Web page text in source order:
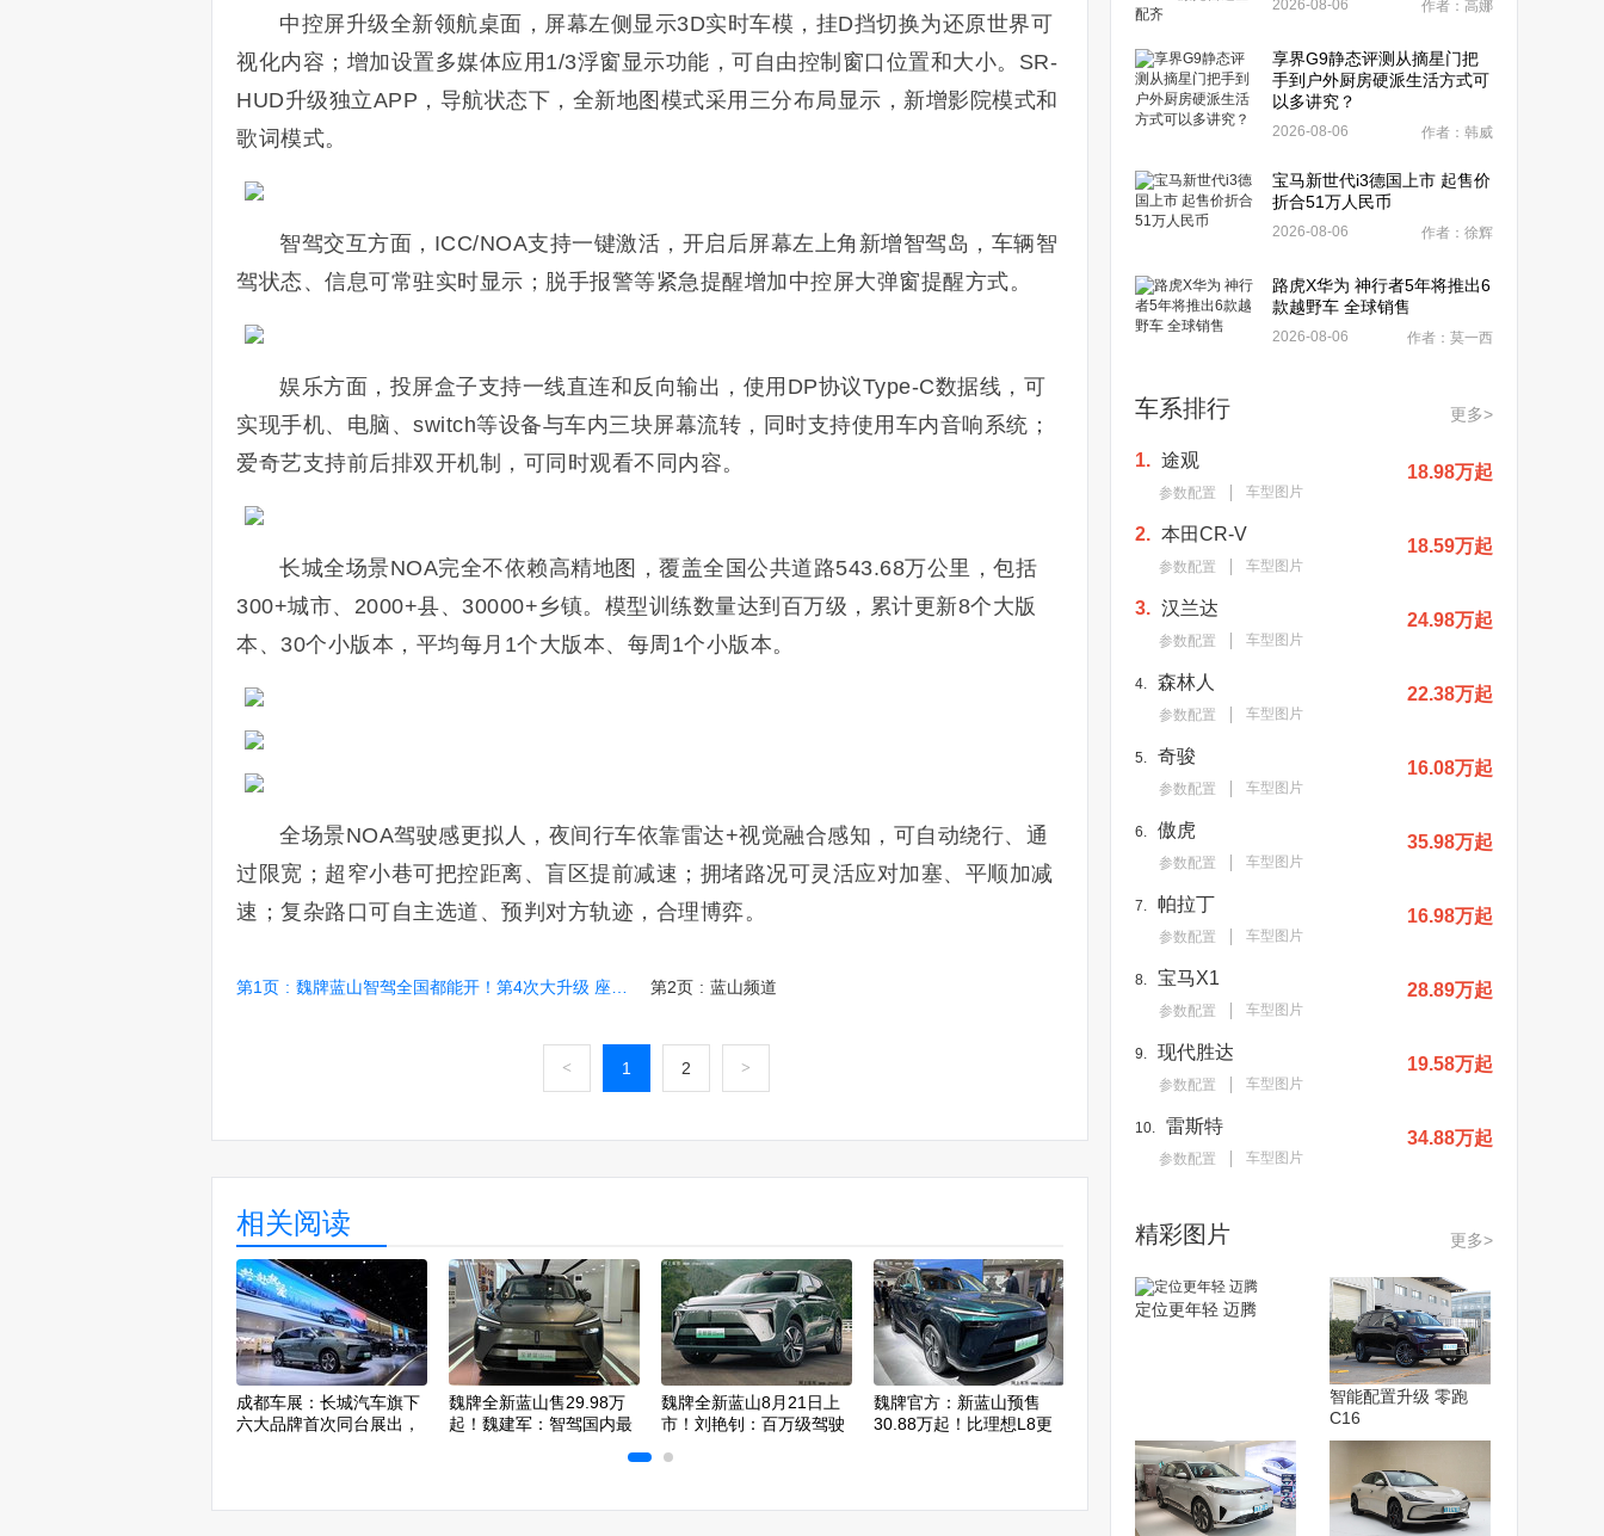
中控屏升级全新领航桌面，屏幕左侧显示3D实时车模，挂D挡切换为还原世界可
视化内容；增加设置多媒体应用1/3浮窗显示功能，可自由控制窗口位置和大小。 SR-
HUD升级独立APP，导航状态下，全新地图模式采用三分布局显示，新增影院模式和
歌词模式。
智驾交互方面，ICC/NOA支持一键激活，开启后屏幕左上角新增智驾岛，车辆智
驾状态、信息可常驻实时显示；脱手报警等紧急提醒增加中控屏大弹窗提醒方式。
娱乐方面，投屏盒子支持一线直连和反向输出，使用DP协议Type-C数据线，可
实现手机、电脑、switch等设备与车内三块屏幕流转，同时支持使用车内音响系统；
爱奇艺支持前后排双开机制，可同时观看不同内容。
长城全场景NOA完全不依赖高精地图，覆盖全国公共道路543.68万公里， 包括
300+城市、 2000+县、30000+乡镇。模型训练数量达到百万级，累计更新8个大版
本、30个小版本，平均每月1个大版本、每周1个小版本。
全场景NOA驾驶感更拟人，夜间行车依靠雷达+视觉融合感知，可自动绕行、通
过限宽；超窄小巷可把控距离、盲区提前减速；拥堵路况可灵活应对加塞、平顺加减
速；复杂路口可自主选道、预判对方轨迹，合理博弈。
第1页 : 魏牌蓝山智驾全国都能开！第4次大升级 座舱更智能 第2页 : 蓝山频道
< 1 2 >
相关阅读
成都车展：长城汽车旗下
六大品牌首次同台展出，
魏牌全新蓝山售29.98万
起！魏建军：智驾国内最
魏牌全新蓝山8月21日上
市！刘艳钊：百万级驾驶
魏牌官方：新蓝山预售
30.88万起！比理想L8更
魏建军的周末之智驾游重
庆：坚守安全底线，挑战
智驾上限
2026-08-06 作者：高娜
享界G9静态评测从摘星门把
手到户外厨房硬派生活方式可
以多讲究？
2026-08-06 作者：韩威
宝马新世代i3德国上市 起售价
折合51万人民币
2026-08-06 作者：徐辉
路虎X华为 神行者5年将推出6
款越野车 全球销售
2026-08-06 作者：莫一西
车系排行 更多>
1. 途观
参数配置 车型图片
18.98万起
2. 本田CR-V
参数配置 车型图片
18.59万起
3. 汉兰达
参数配置 车型图片
24.98万起
4. 森林人
参数配置 车型图片
22.38万起
5. 奇骏
参数配置 车型图片
16.08万起
6. 傲虎
参数配置 车型图片
35.98万起
7. 帕拉丁
参数配置 车型图片
16.98万起
8. 宝马X1
参数配置 车型图片
28.89万起
9. 现代胜达
参数配置 车型图片
19.58万起
10. 雷斯特
参数配置 车型图片
34.88万起
精彩图片 更多>
定位更年轻 迈腾
智能配置升级 零跑
C16